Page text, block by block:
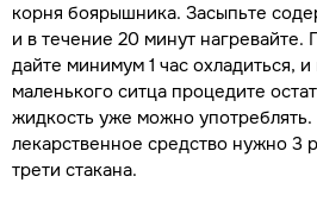
корня боярышника. Засыпьте
и в течение 20 минут нагревайте.
дайте минимум 1 час охладиться,
маленького ситца процедите
жидкость уже можно
лекарственное средство нужно 3
трети стакана.